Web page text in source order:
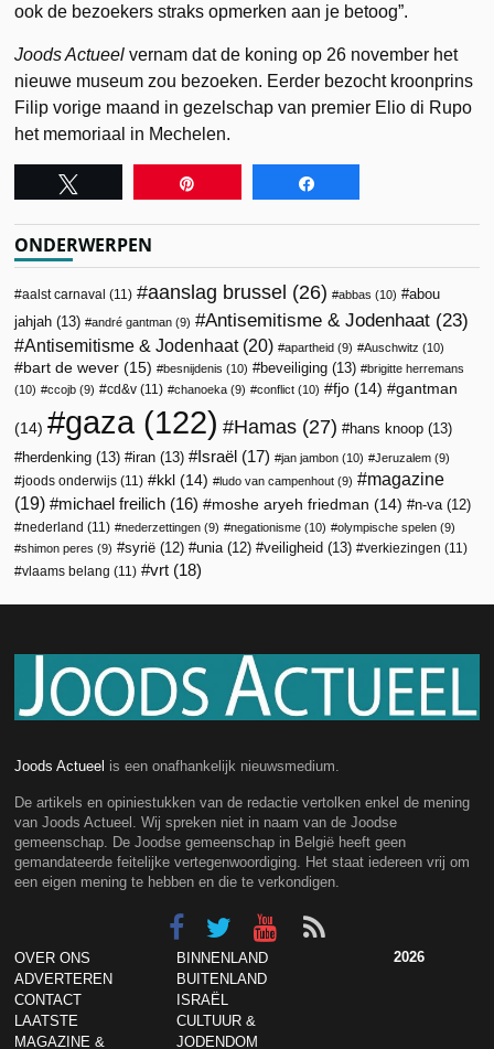
ook de bezoekers straks opmerken aan je betoog”.
Joods Actueel vernam dat de koning op 26 november het
nieuwe museum zou bezoeken. Eerder bezocht kroonprins
Filip vorige maand in gezelschap van premier Elio di Rupo
het memoriaal in Mechelen.
ONDERWERPEN
aalst carnaval (11) aanslag brussel (26) abbas (10)
abou
jahjah (13) andré gantman (9) Antisemitisme & Jodenhaat (23)
Antisemitisme & Jodenhaat(20) apartheid (9) Auschwitz (10)
bart de wever (15) besnijdenis (10) beveiliging (13)
brigitte herremans
(10)
ccojb (9) cd&v (11) chanoeka (9) conflict (10) fjo (14) gantman
(14) gaza (122) Hamas (27) hans knoop (13)
herdenking (13) iran (13) Israël (17) jan jambon (10) Jeruzalem (9)
joods onderwijs (11) kkl (14) ludo van campenhout (9)
magazine
(19)
michael freilich (16) moshe aryeh friedman (14) n-va (12)
nederland (11) nederzettingen (9) negationisme (10) olympische spelen (9)
shimon peres (9) syrië (12) unia (12) veiligheid (13) verkiezingen (11)
vlaams belang (11) vrt (18)
Joods Actueel is een onafhankelijk nieuwsmedium.
De artikels en opiniestukken van de redactie vertolken enkel de mening
van Joods Actueel. Wij spreken niet in naam van de Joodse
gemeenschap. De Joodse gemeenschap in België heeft geen
gemandateerde feitelijke vertegenwoordiging. Het staat iedereen vrij om
een eigen mening te hebben en die te verkondigen.
OVER ONS
ADVERTEREN
CONTACT
LAATSTE
MAGAZINE &
BINNENLAND
BUITENLAND
ISRAËL
CULTUUR &
JODENDOM
2026